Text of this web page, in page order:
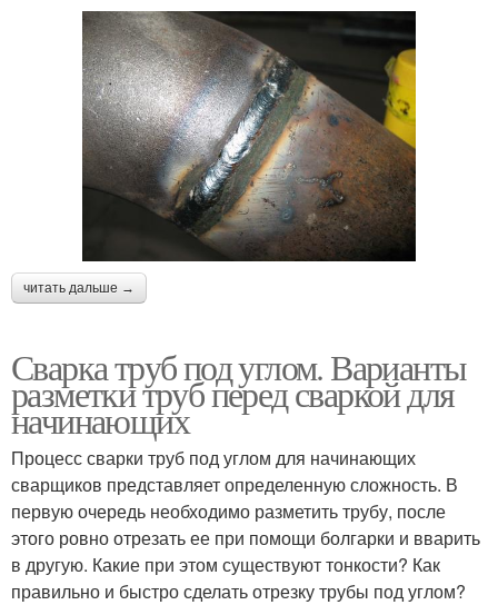
читать дальше →
Сварка труб под углом. Варианты
разметки труб перед сваркой для
начинающих
Процесс сварки труб под углом для начинающих
сварщиков представляет определенную сложность. В
первую очередь необходимо разметить трубу, после
этого ровно отрезать ее при помощи болгарки и вварить
в другую. Какие при этом существуют тонкости? Как
правильно и быстро сделать отрезку трубы под углом?